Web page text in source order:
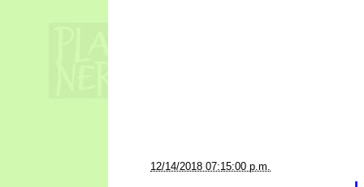
12/14/2018 07:15:00 p.m.